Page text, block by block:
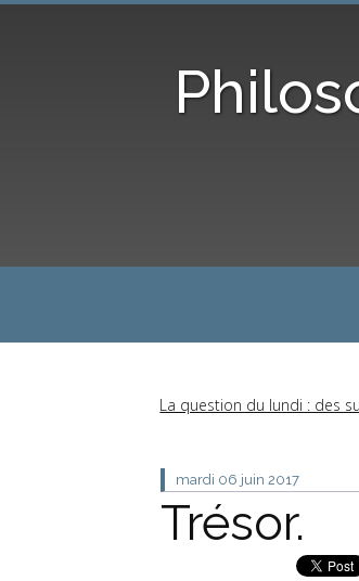
La question du lundi : des
mardi 06 juin 2017
Trésor.